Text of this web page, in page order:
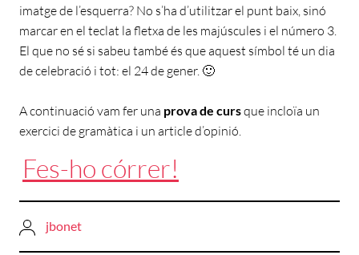
imatge de l’esquerra? No s’ha d’utilitzar el punt baix, sinó
marcar en el teclat la fletxa de les majúscules i el número 3.
El que no sé si sabeu també és que aquest símbol té un dia
de celebració i tot: el 24 de gener. 🙂
A continuació vam fer una prova de cursque incloïa un
exercici de gramàtica i un article d’opinió.
Fes-ho córrer!
jbonet